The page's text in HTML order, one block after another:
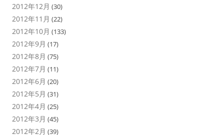
2012年12月 (30)
2012年11月 (22)
2012年10月 (133)
2012年9月 (17)
2012年8月 (75)
2012年7月 (11)
2012年6月 (20)
2012年5月 (31)
2012年4月 (25)
2012年3月 (45)
2012年2月 (39)